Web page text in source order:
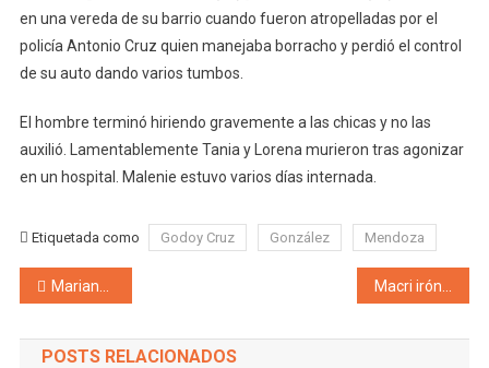
en una vereda de su barrio cuando fueron atropelladas por el
policía Antonio Cruz quien manejaba borracho y perdió el control
de su auto dando varios tumbos.
El hombre terminó hiriendo gravemente a las chicas y no las
auxilió. Lamentablemente Tania y Lorena murieron tras agonizar
en un hospital. Malenie estuvo varios días internada.
Etiquetada como Godoy Cruz González Mendoza
Navegación de entradas
Mariana Caroglio:»¿Intenciones reales de hacer algo por la educación o mero oportunismo político?»
POSTS RELACIONADOS